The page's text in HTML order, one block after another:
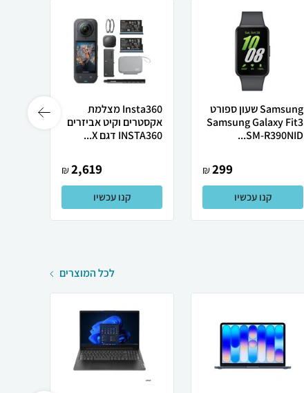
Samsung ‏שעון ספורט
Samsung Galaxy Fit3
SM-R390NID...
299
₪
קנו עכשיו
Insta360 מצלמת
אקסטרים וקיט אביזרים
INSTA360 דגם X...
2,619
₪
קנו עכשיו
לכל המוצרים